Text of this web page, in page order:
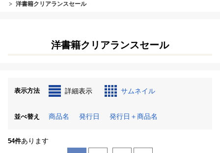
洋書籍クリアランスセール
洋書籍クリアランスセール
表示方法 詳細表示 サムネイル
並べ替え 商品名 発行日 発行日＋商品名
54件あります